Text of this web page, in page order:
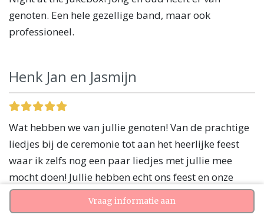
Vraag informatie aan
genoten. Een hele gezellige band, maar ook
professioneel.
Henk Jan en Jasmijn
Wat hebben we van jullie genoten! Van de prachtige
liedjes bij de ceremonie tot aan het heerlijke feest
waar ik zelfs nog een paar liedjes met jullie mee
mocht doen! Jullie hebben echt ons feest en onze
avond gemaakt, dank dank dank! We zullen jullie
aan iedereen aanbevelen!